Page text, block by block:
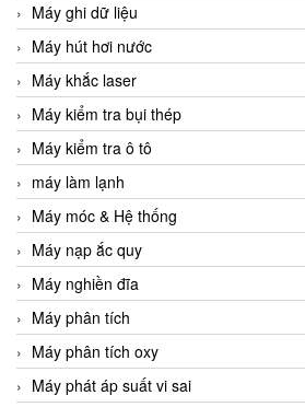
Máy ghi dữ liệu
Máy hút hơi nước
Máy khắc laser
Máy kiểm tra bụi thép
Máy kiểm tra ô tô
máy làm lạnh
Máy móc & Hệ thống
Máy nạp ắc quy
Máy nghiền đĩa
Máy phân tích
Máy phân tích oxy
Máy phát áp suất vi sai